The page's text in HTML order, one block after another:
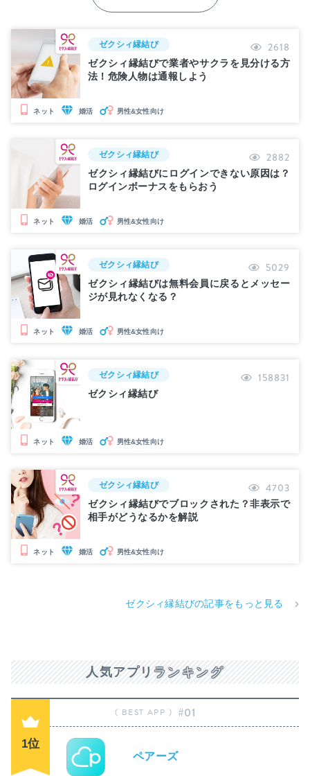
ゼクシィ縁結び 2618
ゼクシィ縁結びで業者やサクラを見分ける方
法！危険人物は通報しよう
ネット 婚活 男性&女性向け
ゼクシィ縁結び 2882
ゼクシィ縁結びにログインできない原因は？
ログインボーナスをもらおう
ネット 婚活 男性&女性向け
ゼクシィ縁結び 5029
ゼクシィ縁結びは無料会員に戻るとメッセー
ジが見れなくなる？
ネット 婚活 男性&女性向け
ゼクシィ縁結び 158831
ゼクシィ縁結び
ネット 婚活 男性&女性向け
ゼクシィ縁結び 4703
ゼクシィ縁結びでブロックされた？非表示で
相手がどうなるかを解説
ネット 婚活 男性&女性向け
ゼクシィ縁結びの記事をもっと見る
人気アプリ ランキング
1位
#01
ペアーズ